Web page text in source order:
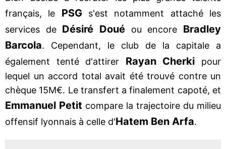
français, le PSG
s'est notamment attaché les
services de Désiré Doué ou encore Bradley
Barcola. Cependant, le club de la capitale a
également tenté d'attirer Rayan Cherki pour
lequel un accord total avait été trouvé contre un
chèque 15M€. Le transfert a finalement capoté, et
Emmanuel Petit compare la trajectoire du milieu
offensif lyonnais à celle d'Hatem Ben Arfa.